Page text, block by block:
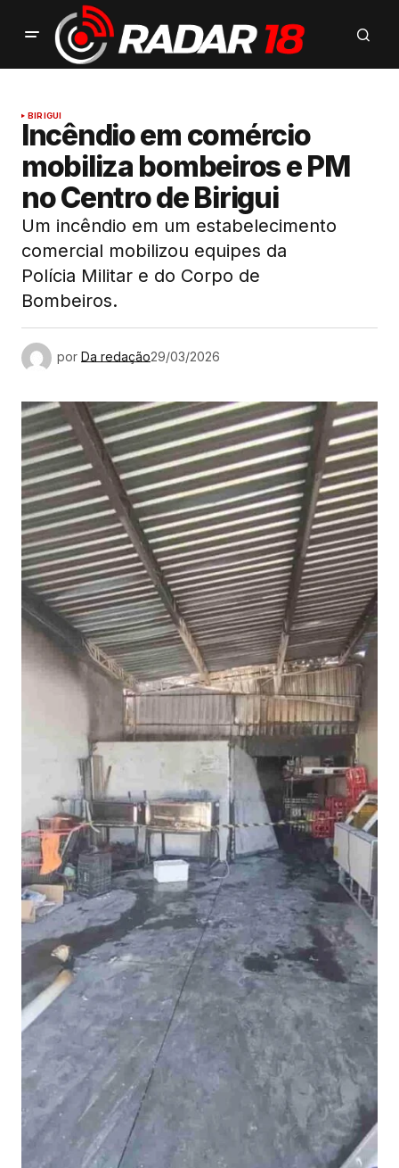
BIRIGUI
Incêndio em comércio
mobiliza bombeiros e PM
no Centro de Birigui
Um incêndio em um estabelecimento
comercial mobilizou equipes da
Polícia Militar e do Corpo de
Bombeiros.
por Da redação29/03/2026